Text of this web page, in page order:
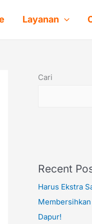
Layanan
Cari
Recent
Harus Ekstra
Dapur!